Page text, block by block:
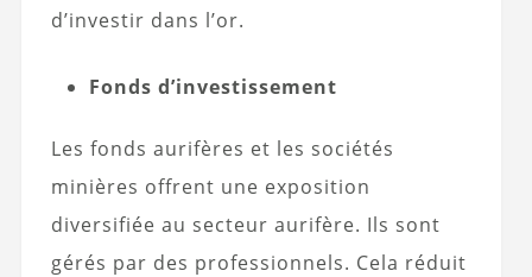
d’investir dans l’or.
Fonds d’investissement
Les fonds aurifères et les sociétés
minières offrent une exposition
diversifiée au secteur aurifère. Ils sont
gérés par des professionnels. Cela réduit